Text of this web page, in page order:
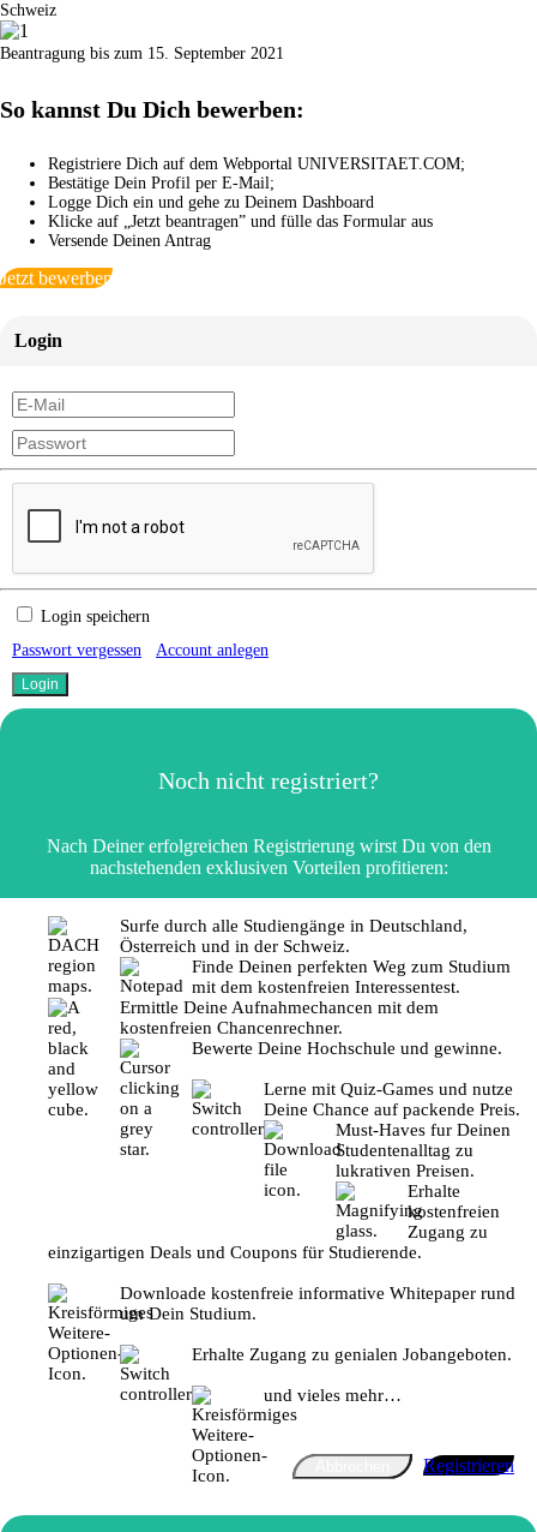
Schweiz
Beantragung bis zum 15. September 2021
So kannst Du Dich bewerben:
Registriere Dich auf dem Webportal UNIVERSITAET.COM;
Bestätige Dein Profil per E-Mail;
Logge Dich ein und gehe zu Deinem Dashboard
Klicke auf „Jetzt beantragen” und fülle das Formular aus
Versende Deinen Antrag
Jetzt bewerben
Login
Login speichern
Passwort vergessen
Account anlegen
Noch nicht registriert?
Nach Deiner erfolgreichen Registrierung wirst Du von den
nachstehenden exklusiven Vorteilen profitieren:
Surfe durch alle Studiengänge in Deutschland,
Österreich und in der Schweiz.
Finde Deinen perfekten Weg zum Studium
mit dem kostenfreien Interessentest.
Ermittle Deine Aufnahmechancen mit dem
kostenfreien Chancenrechner.
Bewerte Deine Hochschule und gewinne.
Lerne mit Quiz-Games und nutze
Deine Chance auf packende Preis.
Must-Haves fur Deinen
Studentenalltag zu
lukrativen Preisen.
Erhalte
kostenfreien
Zugang zu
einzigartigen Deals und Coupons für Studierende.
Downloade kostenfreie informative Whitepaper rund
um Dein Studium.
Erhalte Zugang zu genialen Jobangeboten.
und vieles mehr…
Registrieren